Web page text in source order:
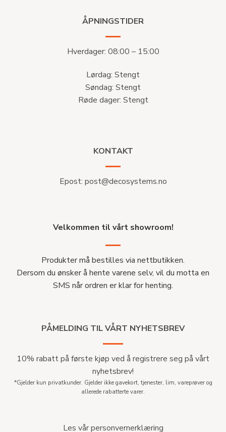
ÅPNINGSTIDER
Hverdager: 08:00 – 15:00
Lørdag: Stengt
Søndag: Stengt
Røde dager: Stengt
KONTAKT
Epost: post@decosystems.no
Velkommen til vårt showroom!
Produkter må bestilles via nettbutikken.
Dersom du ønsker å hente varene selv, vil du motta en
SMS når ordren er klar for henting.
PÅMELDING TIL VÅRT NYHETSBREV
10% rabatt på første kjøp ved å registrere seg på vårt
nyhetsbrev!
*Gjelder kun privatkunder. Gjelder ikke gavekort, tjenester, lim, vareprøver og
allerede rabatterte varer.
Les vår personvernerklæring